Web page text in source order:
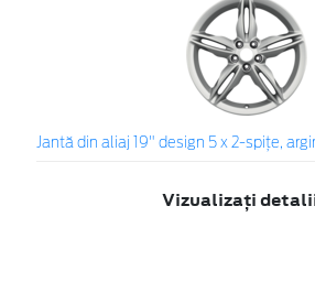
Jantă din aliaj 19" design 5 x 2-spiţe,
Vizualizați